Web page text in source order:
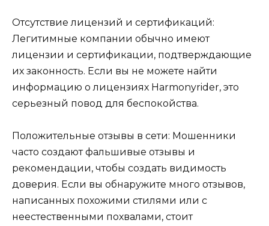
Отсутствие лицензий и сертификаций:
Легитимные компании обычно имеют
лицензии и сертификации, подтверждающие
их законность. Если вы не можете найти
информацию о лицензиях Harmonyrider, это
серьезный повод для беспокойства.
Положительные отзывы в сети: Мошенники
часто создают фальшивые отзывы и
рекомендации, чтобы создать видимость
доверия. Если вы обнаружите много отзывов,
написанных похожими стилями или с
неестественными похвалами, стоит